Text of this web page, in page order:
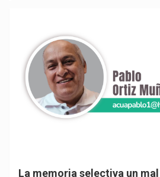
La memoria selectiva un